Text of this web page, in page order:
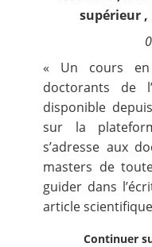
Nous suivre
supérieur,
« Un cours
doctorants de
disponible
sur la
s’adresse aux
masters de
guider dans
article
Continuer